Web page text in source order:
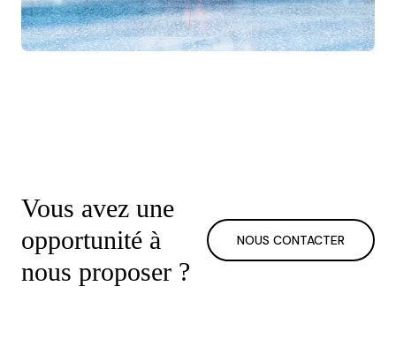
Vous avez une
opportunité à
nous proposer ?
NOUS CONTACTER